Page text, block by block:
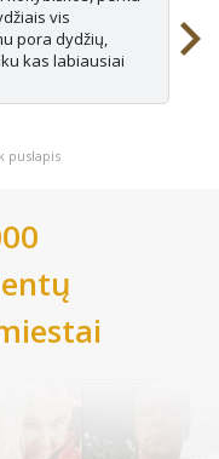
vis
pora dydžių,
kas labiausiai
puslapis